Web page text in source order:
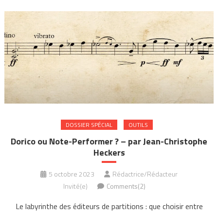
DOSSIER SPÉCIAL OUTILS
Dorico ou Note-Performer ? – par Jean-Christophe
Heckers
5 octobre 2023
Rédactrice/Rédacteur
Invité(e)
Comments(2)
Le labyrinthe des éditeurs de partitions : que choisir entre